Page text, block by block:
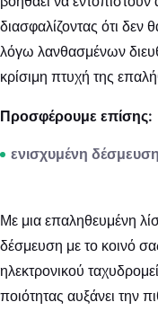
διασφαλίζοντας ότι δεν
λόγω λανθασμένων
κρίσιμη πτυχή της
Προσφέρουμε επίσης:
ενισχυμένη δέσμευση
Με μια επαληθευμένη
δέσμευση με το κοινό
ηλεκτρονικού
ποιότητας αυξάνει την